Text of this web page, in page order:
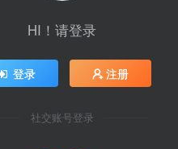
HI！请登录
登录 注册
社交账号登录